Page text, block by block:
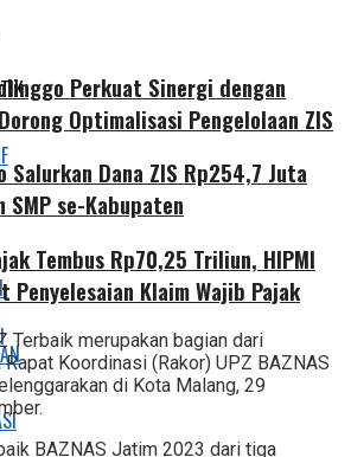
Perkuat Sinergi dengan
Optimalisasi Pengelolaan ZIS
Salurkan Dana ZIS Rp254,7 Juta
SMP se-Kabupaten
Tembus Rp70,25 Triliun, HIPMI
Penyelesaian Klaim Wajib Pajak
Terbaik merupakan bagian dari
Rapat Koordinasi (Rakor) UPZ BAZNAS
di Kota Malang, 29
BAZNAS Jatim 2023 dari tiga